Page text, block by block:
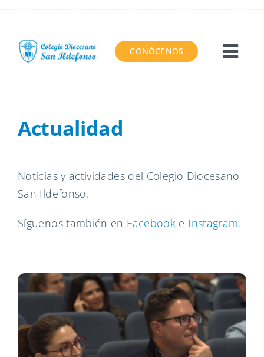
contenido
CONÓCENOS
Proyecto educativo
Actualidad
Noticias y actividades del Colegio Diocesano
San Ildefonso.
Síguenos también en Facebook e Instagram.